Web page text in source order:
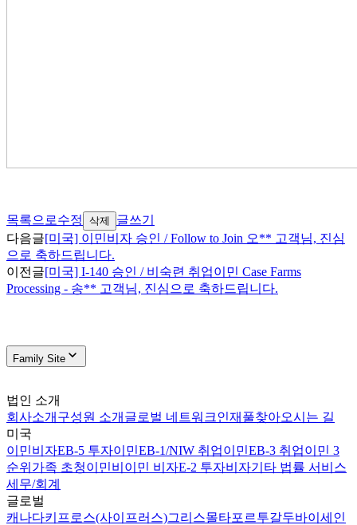
목록으로수정 삭제
글쓰기
다음글[미국] 이민비자 승인 / Follow to Join 오** 고객님, 진심
으로 축하드립니다.
이전글[미국] I-140 승인 / 비숙련 취업이민 Case Farms
Processing - 송** 고객님, 진심으로 축하드립니다.
Family Site
법인 소개
회사소개 구성원 소개 글로벌 네트워크인재풀찾아오시는 길
미국
이민비자EB-5 투자이민EB-1/NIW 취업이민EB-3 취업이민 3
순위 가족 초청이민비이민 비자E-2 투자비자기타 법률 서비스
세무/회계
글로벌
캐나다키프로스(사이프러스)그리스몰타포르투갈두바이 세인